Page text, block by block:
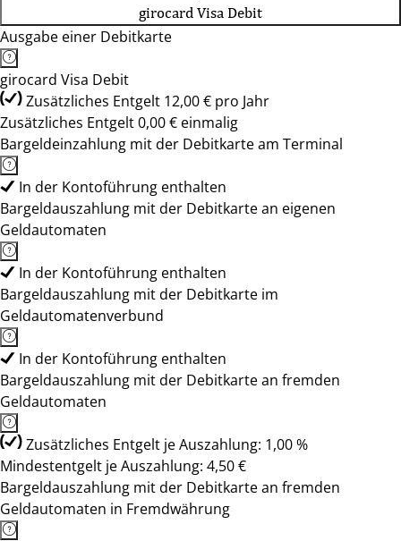
girocard Visa Debit
Ausgabe einer Debitkarte
girocard Visa Debit
Zusätzliches Entgelt 12,00 € pro Jahr
Zusätzliches Entgelt 0,00 € einmalig
Bargeldeinzahlung mit der Debitkarte am Terminal
In der Kontoführung enthalten
Bargeldauszahlung mit der Debitkarte an eigenen
Geldautomaten
In der Kontoführung enthalten
Bargeldauszahlung mit der Debitkarte im
Geldautomatenverbund
In der Kontoführung enthalten
Bargeldauszahlung mit der Debitkarte an fremden
Geldautomaten
Zusätzliches Entgelt je Auszahlung: 1,00 %
Mindestentgelt je Auszahlung: 4,50 €
Bargeldauszahlung mit der Debitkarte an fremden
Geldautomaten in Fremdwährung